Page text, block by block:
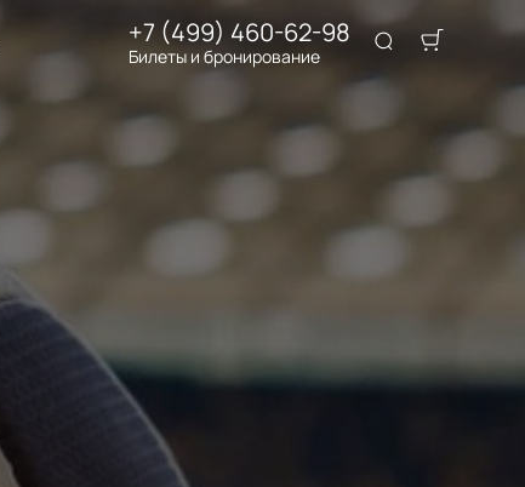
+7 (499) 460-62-98
Билеты и бронирование